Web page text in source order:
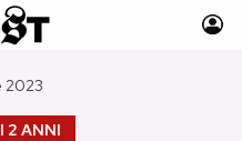
2 ANNI
2023